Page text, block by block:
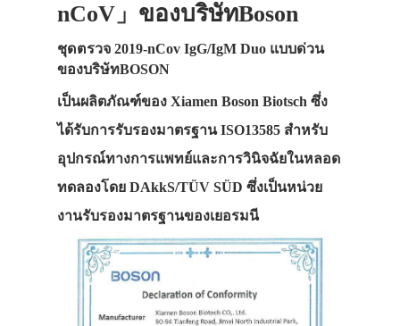
nCoV」ของบริษัทBoson
ชุดตรวจ 2019-nCov IgG/IgM Duo แบบด่วน
ของบริษัทBOSON
เป็นผลิตภัณฑ์ของ Xiamen Boson Biotsch ซึ่ง
ได้รับการรับรองมาตรฐาน ISO13585 สำหรับ
อุปกรณ์ทางการแพทย์และการวินิจฉัยในหลอด
ทดลองโดย DAkkS/TÜV SÜD ซึ่งเป็นหน่วย
งานรับรองมาตรฐานของเยอรมนี